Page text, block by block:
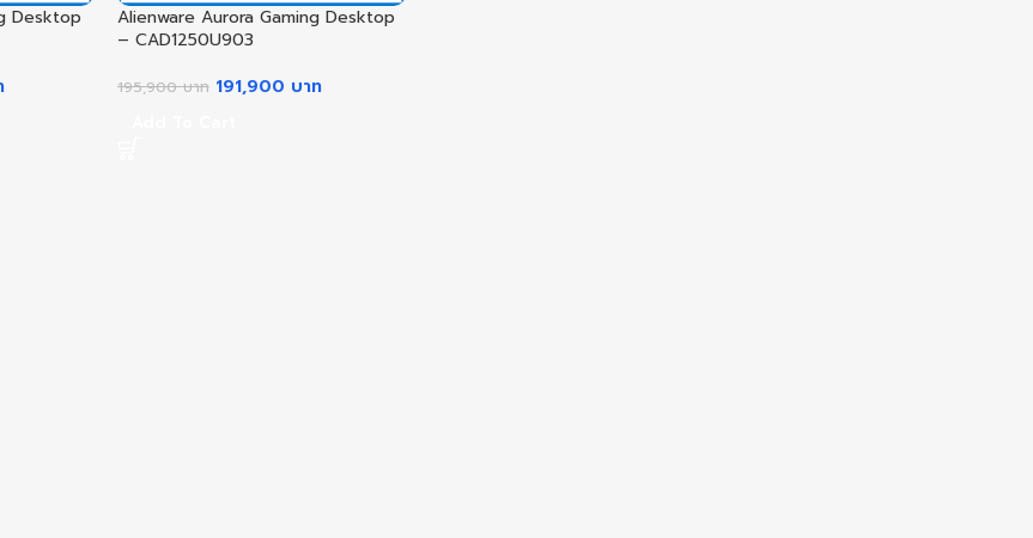
Desktop
Alienware Aurora Gaming Desktop
– CAD1250U903
195,900บาท 191,900 บาท